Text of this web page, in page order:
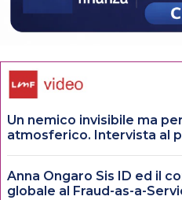
Un nemico invisibile ma
atmosferico. Intervista al
Anna Ongaro Sis ID ed il
globale al Fraud-as-a-